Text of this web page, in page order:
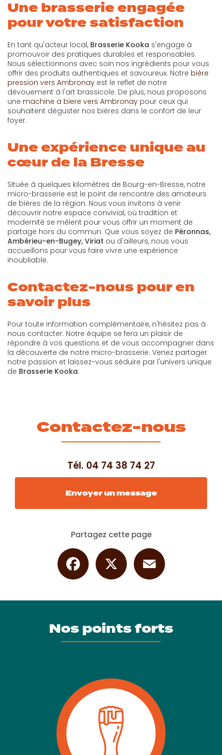
Une brasserie engagée
pour votre satisfaction
En tant qu'acteur local, Brasserie Kooka s'engage à
promouvoir des pratiques durables et responsables.
Nous sélectionnons avec soin nos ingrédients pour vous
offrir des produits authentiques et savoureux. Notre bière
pression vers Ambronay est le reflet de notre
dévouement à l'art brassicole. De plus, nous proposons
une machine a biere vers Ambronay pour ceux qui
souhaitent déguster nos bières dans le confort de leur
foyer.
Une expérience unique au
cœur de la Bresse
Située à quelques kilomètres de Bourg-en-Bresse, notre
micro-brasserie est le point de rencontre des amateurs
de bières de la région. Nous vous invitons à venir
découvrir notre espace convivial, où tradition et
modernité se mêlent pour vous offrir un moment de
partage hors du commun. Que vous soyez de Péronnas,
Ambérieu-en-Bugey, Viriat ou d'ailleurs, nous vous
accueillons pour vous faire vivre une expérience
inoubliable.
Contactez-nous pour en
savoir plus
Pour toute information complémentaire, n'hésitez pas à
nous contacter. Notre équipe se fera un plaisir de
répondre à vos questions et de vous accompagner dans
la découverte de notre micro-brasserie. Venez partager
notre passion et laissez-vous séduire par l'univers unique
de Brasserie Kooka.
Contactez-nous
Tél. 04 74 38 74 27
Envoyer un message
Partagez cette page
Facebook
Nos points forts